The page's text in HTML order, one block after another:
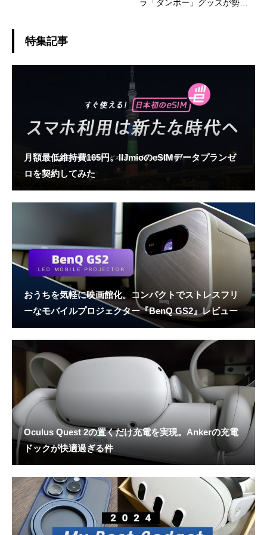
ラ「ダンボー」グッズが勢揃
特集記事
月額最低維持費165円。IIJmioのeSIMデータプランゼ
ロを契約してみた
おうちを気軽に映画館化。コンパクトでストレスフリ
ーなモバイルプロジェクター『BenQ GS2』レビュー
Oculus Quest 2の置くだけ充電を実現。Ankerの充電
ドックが快適過ぎる件